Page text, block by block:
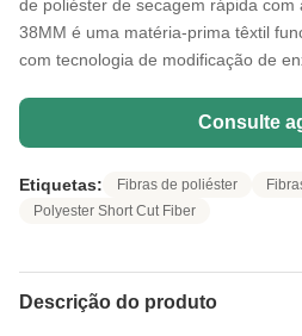
de poliéster de secagem rápida
38MM é uma matéria-prima têxtil
com tecnologia de modificação de
Consulte
Etiquetas: Fibras de poliéster
Polyester Short Cut Fiber
Descrição do produto